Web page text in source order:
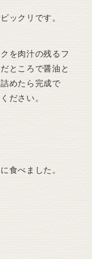
ックリです。
を肉汁の残るフ
ところで醤油と
めたら完成で
ださい。
食べました。